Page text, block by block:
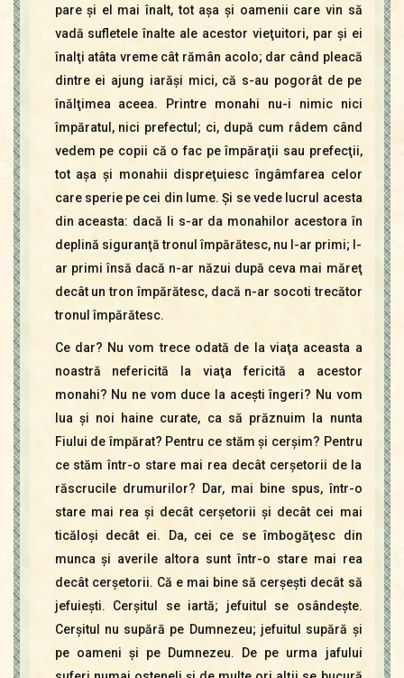
pare şi el mai înalt, tot aşa şi oamenii care vin să
vadă sufletele înalte ale acestor vieţuitori, par şi ei
înalţi atâta vreme cât rămân acolo; dar când pleacă
dintre ei ajung iarăşi mici, că s-au pogorât de pe
înălţimea aceea. Printre monahi nu-i nimic nici
împăratul, nici prefectul; ci, după cum râdem când
vedem pe copii că o fac pe împăraţii sau prefecţii,
tot aşa şi monahii dispreţuiesc îngâmfarea celor
care sperie pe cei din lume. Şi se vede lucrul acesta
din aceasta: dacă li s-ar da monahilor acestora în
deplină siguranţă tronul împărătesc, nu l-ar primi; l-
ar primi însă dacă n-ar năzui după ceva mai măreţ
decât un tron împărătesc, dacă n-ar socoti trecător
tronul împărătesc.
Ce dar? Nu vom trece odată de la viaţa aceasta a
noastră nefericită la viaţa fericită a acestor
monahi? Nu ne vom duce la aceşti îngeri? Nu vom
lua şi noi haine curate, ca să prăznuim la nunta
Fiului de împărat? Pentru ce stăm şi cerşim? Pentru
ce stăm într-o stare mai rea decât cerşetorii de la
răscrucile drumurilor? Dar, mai bine spus, într-o
stare mai rea şi decât cerşetorii şi decât cei mai
ticăloşi decât ei. Da, cei ce se îmbogăţesc din
munca şi averile altora sunt într-o stare mai rea
decât cerşetorii. Că e mai bine să cerşeşti decât să
jefuieşti. Cerşitul se iartă; jefuitul se osândeşte.
Cerşitul nu supără pe Dumnezeu; jefuitul supără şi
pe oameni şi pe Dumnezeu. De pe urma jafului